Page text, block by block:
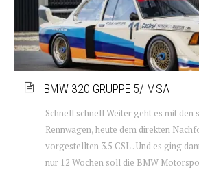
BMW 320 GRUPPE 5/IMSA
Schnell schnell Weiter geht es mit den
Rennwagen, heute dem direkten
vorgestellten 3.5 CSL . Und es ging
nur 12 Wochen soll die BMW